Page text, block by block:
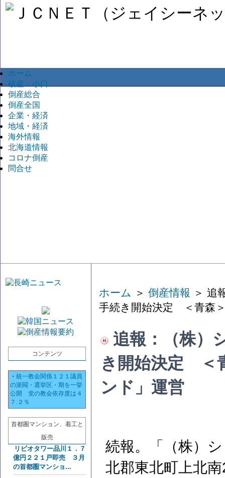
ホーム
破産・小口
倒産総合
倒産全国
企業・経済
地域・経済
海外情報
北海道情報
コロナ倒産
問合せ
コンテンツ
・ 統一教会関係１２１議員
の派閥・選挙区・期を一挙
公開 党の教会依存度は４
７.２％
首都圏マンション、着工と
販売
リビオタワー品川１．７
億円２２１戸即売 ３月
の首都圏マンショ...
ホーム ＞ 倒産情報 ＞ 追
手続き開始決定 ＜青森
追報：（株）
き開始決定 ＜
ンド」運営
続報。「（株）
北郡東北町上北